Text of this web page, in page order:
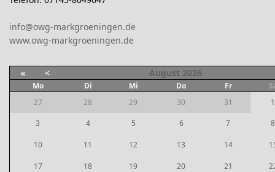
info@owg-markgroeningen.de
www.owg-markgroeningen.de
« < August 2026
Mo Di Mi Do Fr
27
28 29 30 31
1
3
4 5 6 7 8
10 11 12 13 14
17 18 19 20 21